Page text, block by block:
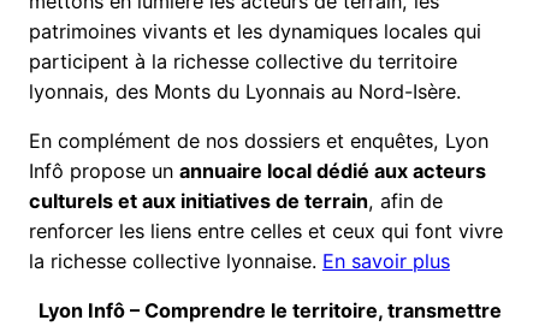
patrimoines vivants et les dynamiques locales qui
participent à la richesse collective du territoire
lyonnais, des Monts du Lyonnais au Nord-Isère.
En complément de nos dossiers et enquêtes, Lyon
Infô propose un annuaire local dédié aux acteurs
culturels et aux initiatives de terrain, afin de
renforcer les liens entre celles et ceux qui font vivre
la richesse collective lyonnaise. En savoir plus
Lyon Infô – Comprendre le territoire, transmettre